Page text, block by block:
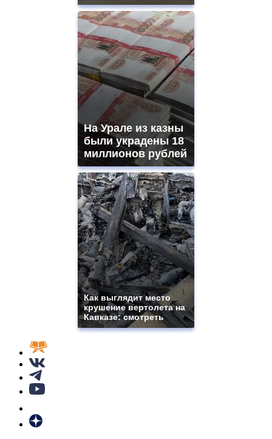
На Урале из казны
были украдены 18
миллионов рублей
Как выглядит место
крушение вертолета на
Кавказе: смотреть